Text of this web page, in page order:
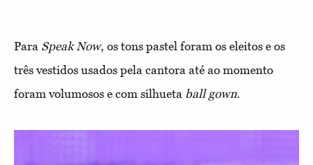
Para Speak Now, os tons pastel foram os eleitos e os
três vestidos usados pela cantora até ao momento
foram volumosos e com silhueta ball gown.